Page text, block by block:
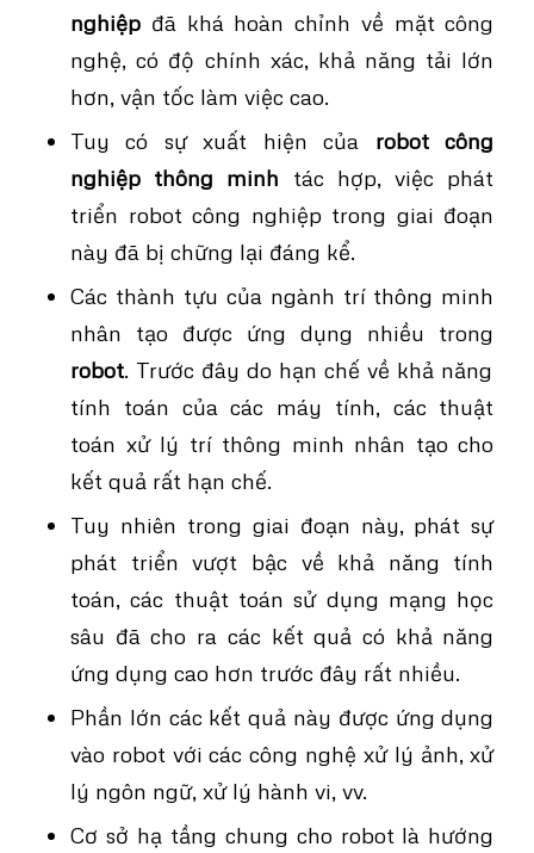
nghiệpđã khá hoàn chỉnh về mặt công
nghệ, có độ chính xác, khả năng tải lớn
hơn, vận tốc làm việc cao.
Tuy có sự xuất hiện của robot công
nghiệp thông minh tác hợp, việc phát
triển robot công nghiệp trong giai đoạn
này đã bị chững lại đáng kể.
Các thành tựu của ngành trí thông minh
nhân tạo được ứng dụng nhiều trong
robot. Trước đây do hạn chế về khả năng
tính toán của các máy tính, các thuật
toán xử lý trí thông minh nhân tạo cho
kết quả rất hạn chế.
Tuy nhiên trong giai đoạn này, phát sự
phát triển vượt bậc về khả năng tính
toán, các thuật toán sử dụng mạng học
sâu đã cho ra các kết quả có khả năng
ứng dụng cao hơn trước đây rất nhiều.
Phần lớn các kết quả này được ứng dụng
vào robot với các công nghệ xử lý ảnh, xử
lý ngôn ngữ, xử lý hành vi, vv.
Cơ sở hạ tầng chung cho robot là hướng